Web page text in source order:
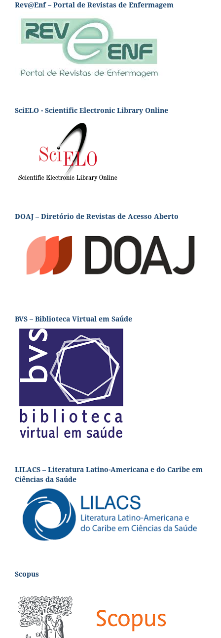
Rev@Enf – Portal de Revistas de Enfermagem
SciELO - Scientific Electronic Library Online
DOAJ – Diretório de Revistas de Acesso Aberto
BVS – Biblioteca Virtual em Saúde
LILACS – Literatura Latino-Americana e do Caribe em
Ciências da Saúde
Scopus